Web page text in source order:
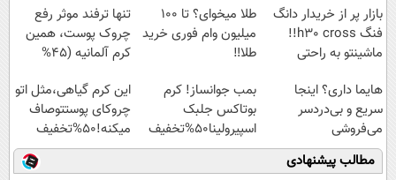
بازار پر از خریدار دانگ
فنگ h30 cross!!
ماشینتو به راحتی
طلا میخوای؟ تا 100
میلیون وام فوری خرید
طلا‼️
تنها ترفند موثر رفع
چروک پوست، همین
کرم آلمانیه (45%
هایما داری؟ اینجا
سریع و بی‌دردسر
می‌فروشی
بمب جوانساز! کرم
بوتاکس جلبک
اسپیرولینا50%تخفیف
این کرم گیاهی،مثل اتو
چروکای پوستتوصاف
میکنه!50%تخفیف
مطالب پیشنهادی